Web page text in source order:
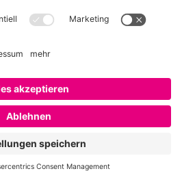
super. schön
sondern sich
betreiben. das ist in
eine lösung für
dazu in
mehr auf saatkorn..
sagen: die